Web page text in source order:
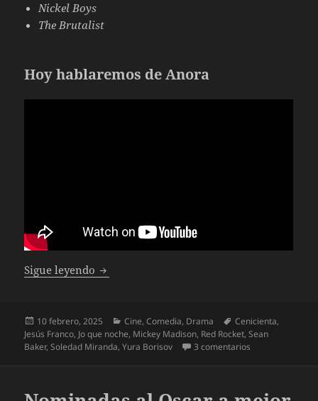
Nickel Boys
The Brutalist
Hoy hablaremos de Anora
Sigue leyendo Nominadas al Oscar a mejor película 2025
Publicado
el
10 febrero, 2025 Categorías
Cine,Comedia, Drama Etiquetas
Cenicienta,
Jesús Franco, Jo que noche, Mickey Madison, Red Rocket,Sean
Baker,Soledad Miranda,Yura Borisov 3 comentarios